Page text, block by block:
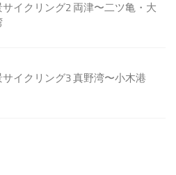
イクリング2 両津〜二ツ亀・大
イクリング3 真野湾〜小木港